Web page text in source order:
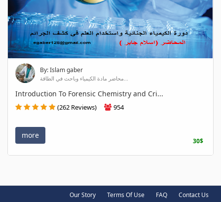
By: Islam gaber
محاضر مادة الكيمياء وباحث في الطاقة...
Introduction To Forensic Chemistry and Cri...
(262 Reviews) 954
more
30$
Our Story Terms Of Use FAQ Contact Us